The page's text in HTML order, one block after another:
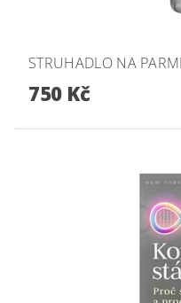
STRUHADLO NA
750 Kč